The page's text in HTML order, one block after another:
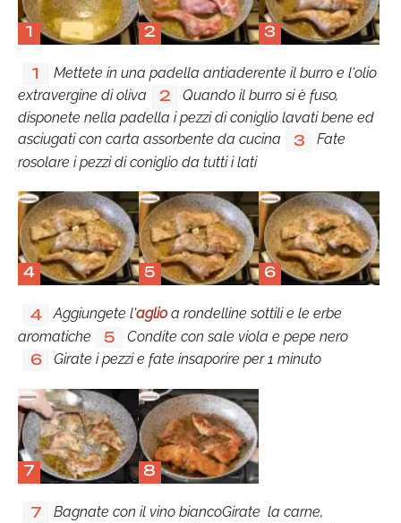
1 2 3
1
Mettete in una padella antiaderente il burro e l'olio
extravergine di oliva
2
Quando il burro si è fuso,
disponete nella padella i pezzi di coniglio lavati bene ed
asciugati con carta assorbente da cucina
3
Fate
rosolare i pezzi di coniglio da tutti i lati
4 5 6
4 Aggiungete l'aglioa rondelline sottili e le erbe
aromatiche
5 Condite con sale viola e pepe nero
6 Girate i pezzi e fate insaporire per 1 minuto
7 8
7
Bagnate con il vino biancoGirate la carne,